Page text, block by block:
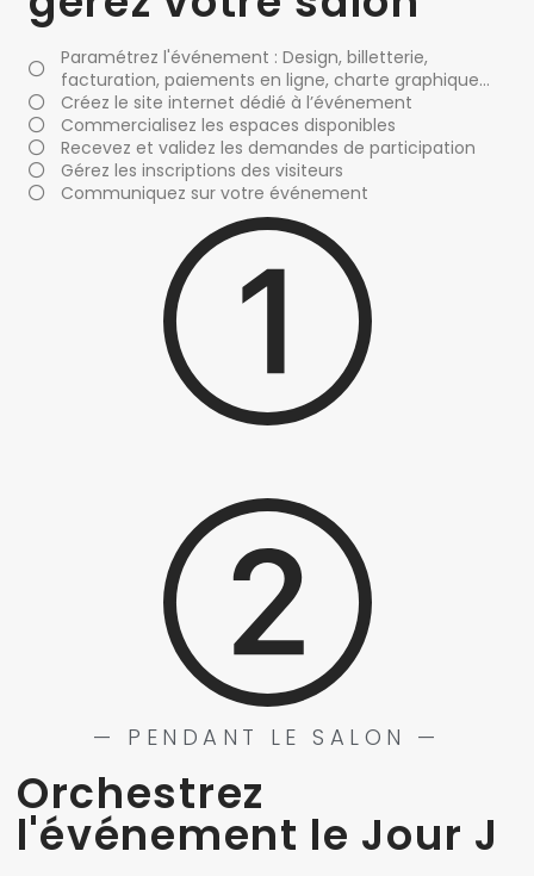
Paramétrez l'événement : Design, billetterie,
facturation, paiements en ligne, charte graphique…
Créez le site internet dédié à l’événement
Commercialisez les espaces disponibles
Recevez et validez les demandes de participation
Gérez les inscriptions des visiteurs
Communiquez sur votre événement
— PENDANT LE SALON —
Orchestrez
l'événement le Jour J